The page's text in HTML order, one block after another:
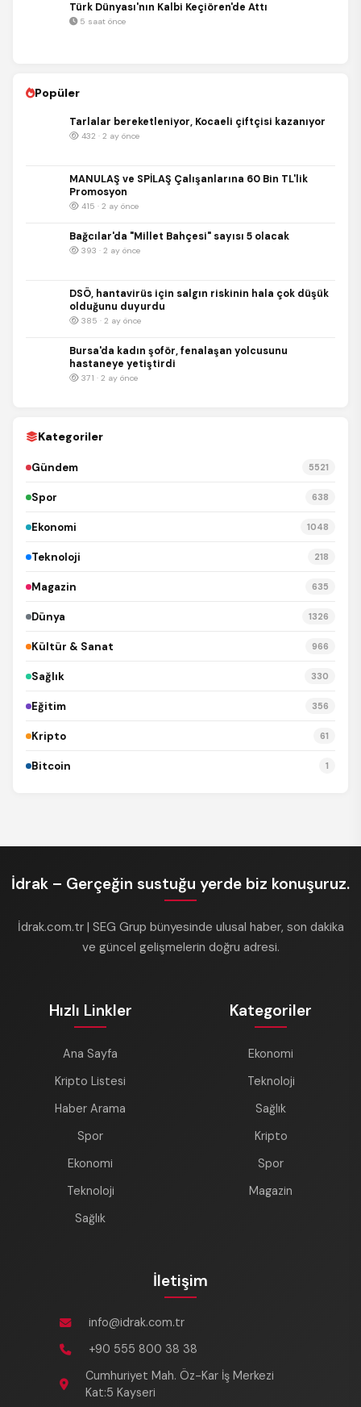
Türk Dünyası'nın Kalbi Keçiören'de Attı
5 saat önce
Popüler
Tarlalar bereketleniyor, Kocaeli çiftçisi kazanıyor
432 · 2 ay önce
MANULAŞ ve SPİLAŞ Çalışanlarına 60 Bin TL'lik
Promosyon
415 · 2 ay önce
Bağcılar'da "Millet Bahçesi" sayısı 5 olacak
393 · 2 ay önce
DSÖ, hantavirüs için salgın riskinin hala çok düşük
olduğunu duyurdu
385 · 2 ay önce
Bursa'da kadın şoför, fenalaşan yolcusunu
hastaneye yetiştirdi
371 · 2 ay önce
Kategoriler
Gündem 5521
Spor 638
Ekonomi 1048
Teknoloji 218
Magazin 635
Dünya 1326
Kültür & Sanat 966
Sağlık 330
Eğitim 356
Kripto 61
Bitcoin 1
İdrak – Gerçeğin sustuğu yerde biz konuşuruz.
İdrak.com.tr | SEG Grup bünyesinde ulusal haber, son dakika
ve güncel gelişmelerin doğru adresi.
Hızlı Linkler
Ana Sayfa
Kripto Listesi
Haber Arama
Spor
Ekonomi
Teknoloji
Sağlık
Kategoriler
Ekonomi
Teknoloji
Sağlık
Kripto
Spor
Magazin
İletişim
info@idrak.com.tr
+90 555 800 38 38
Cumhuriyet Mah. Öz-Kar İş Merkezi
Kat:5 Kayseri